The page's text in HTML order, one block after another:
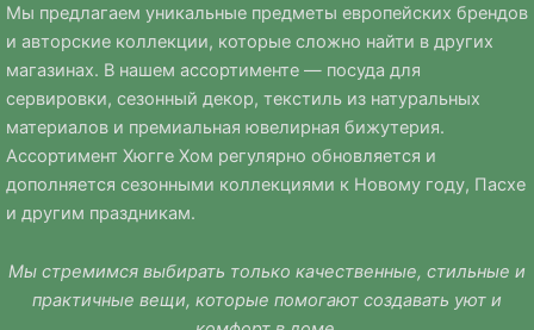
Мы предлагаем уникальные предметы европейских брендов
и авторские коллекции, которые сложно найти в других
магазинах. В нашем ассортименте — посуда для
сервировки, сезонный декор, текстиль из натуральных
материалов и премиальная ювелирная бижутерия.
Ассортимент Хюгге Хом регулярно обновляется и
дополняется сезонными коллекциями к Новому году, Пасхе
и другим праздникам.
Мы стремимся выбирать только качественные, стильные и
практичные вещи, которые помогают создавать уют и